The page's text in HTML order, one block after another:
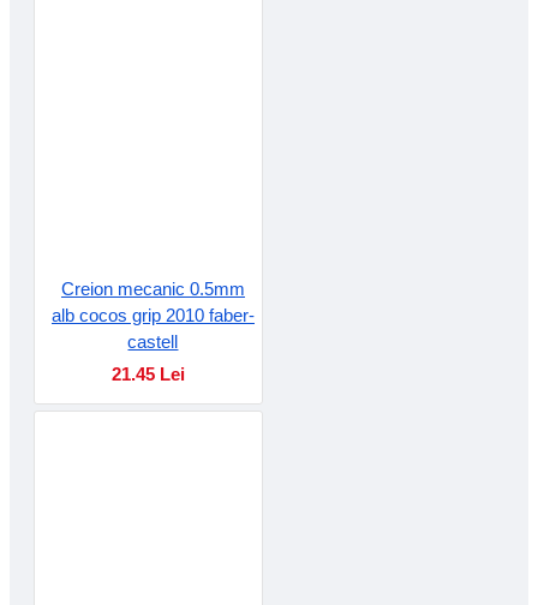
Creion mecanic 0.5mm
alb cocos grip 2010 faber-
castell
21.45 Lei